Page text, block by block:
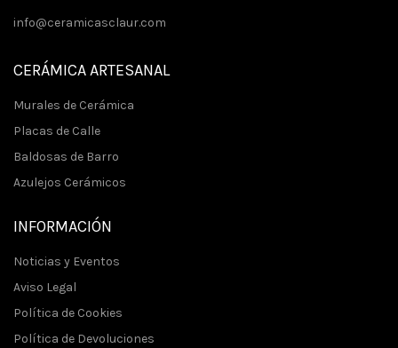
info@ceramicasclaur.com
CERÁMICA ARTESANAL
Murales de Cerámica
Placas de Calle
Baldosas de Barro
Azulejos Cerámicos
INFORMACIÓN
Noticias y Eventos
Aviso Legal
Política de Cookies
Política de Devoluciones